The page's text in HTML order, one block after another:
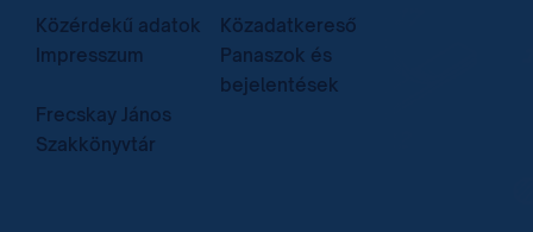
Közérdekű adatok
Közadatkereső
Impresszum
Panaszok és
bejelentések
Frecskay János
Szakkönyvtár